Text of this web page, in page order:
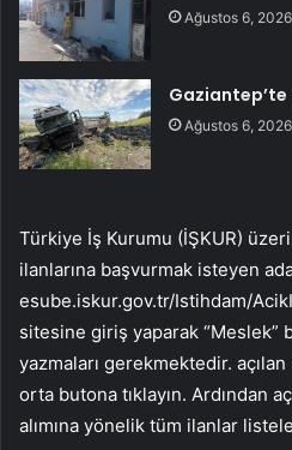
Ağustos 6, 2026
Gaziantep’te
Ağustos 6, 2026
Türkiye İş Kurumu (İŞKUR)
ilanlarına başvurmak isteyen
esube.iskur.gov.tr/Istihdam/
sitesine giriş yaparak “Meslek”
yazmaları gerekmektedir.
orta butona tıklayın. Ardından
alımına yönelik tüm ilanlar